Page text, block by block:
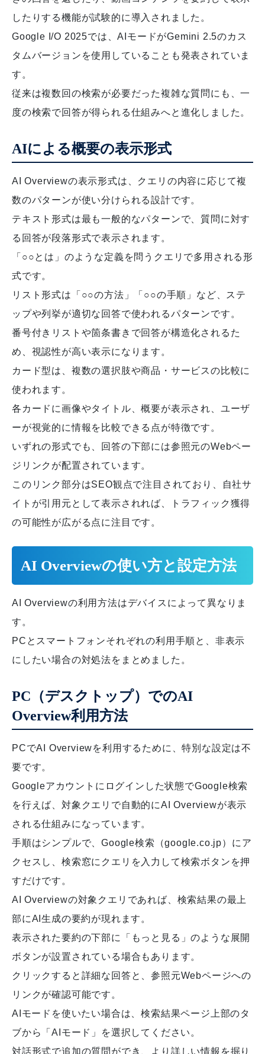
したりする機能が試験的に導入されました。
Google I/O 2025では、AIモードがGemini 2.5のカス
タムバージョンを使用していることも発表されていま
す。
従来は複数回の検索が必要だった複雑な質問にも、一
度の検索で回答が得られる仕組みへと進化しました。
AIによる概要の表示形式
AI Overviewの表示形式は、クエリの内容に応じて複
数のパターンが使い分けられる設計です。
テキスト形式は最も一般的なパターンで、質問に対す
る回答が段落形式で表示されます。
「○○とは」のような定義を問うクエリで多用される形
式です。
リスト形式は「○○の方法」「○○の手順」など、ステ
ップや列挙が適切な回答で使われるパターンです。
番号付きリストや箇条書きで回答が構造化されるた
め、視認性が高い表示になります。
カード型は、複数の選択肢や商品・サービスの比較に
使われます。
各カードに画像やタイトル、概要が表示され、ユーザ
ーが視覚的に情報を比較できる点が特徴です。
いずれの形式でも、回答の下部には参照元のWebペー
ジリンクが配置されています。
このリンク部分はSEO観点で注目されており、自社サ
イトが引用元として表示されれば、トラフィック獲得
の可能性が広がる点に注目です。
AI Overviewの使い方と設定方法
AI Overviewの利用方法はデバイスによって異なりま
す。
PCとスマートフォンそれぞれの利用手順と、非表示
にしたい場合の対処法をまとめました。
PC（デスクトップ）でのAI
Overview利用方法
PCでAI Overviewを利用するために、特別な設定は不
要です。
Googleアカウントにログインした状態でGoogle検索
を行えば、対象クエリで自動的にAI Overviewが表示
される仕組みになっています。
手順はシンプルで、Google検索（google.co.jp）にア
クセスし、検索窓にクエリを入力して検索ボタンを押
すだけです。
AI Overviewの対象クエリであれば、検索結果の最上
部にAI生成の要約が現れます。
表示された要約の下部に「もっと見る」のような展開
ボタンが設置されている場合もあります。
クリックすると詳細な回答と、参照元Webページへの
リンクが確認可能です。
AIモードを使いたい場合は、検索結果ページ上部のタ
ブから「AIモード」を選択してください。
対話形式で追加の質問ができ、より詳しい情報を掘り